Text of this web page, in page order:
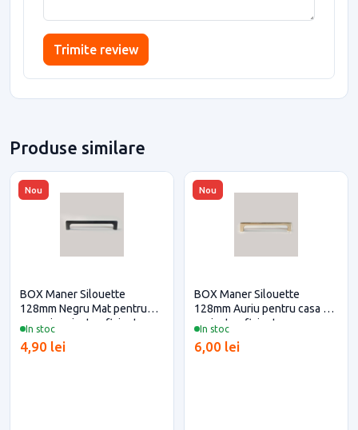
Trimite review
Produse similare
Nou
In stoc
BOX Maner Silouette
128mm Negru Mat pentru
casa si proiecte eficiente
4,90 lei
Nou
In stoc
BOX Maner Silouette
128mm Auriu pentru casa si
proiecte eficiente
6,00 lei